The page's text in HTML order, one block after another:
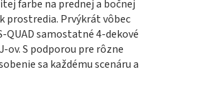
farbe na prednej a bočnej
prostredia. Prvýkrát vôbec
QUAD samostatné 4-dekové
ov. S podporou pre rôzne
sa každému scenáru a